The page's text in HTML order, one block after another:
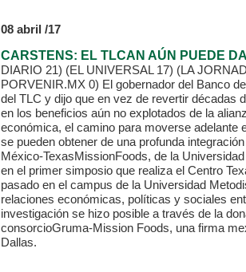
08 abril /17
CARSTENS: EL TLCAN AÚN PUEDE
DIARIO 21) (EL UNIVERSAL 17) (LA
PORVENIR.MX 0) El gobernador del Banco
del TLC y dijo que en vez de revertir décadas
en los beneficios aún no explotados de la
económica, el camino para moverse adelante
se pueden obtener de una profunda
México-TexasMissionFoods, de la
en el primer simposio que realiza el Centro
pasado en el campus de la Universidad
relaciones económicas, políticas y sociales
investigación se hizo posible a través de la
consorcioGruma-Mission Foods, una firma
Dallas.